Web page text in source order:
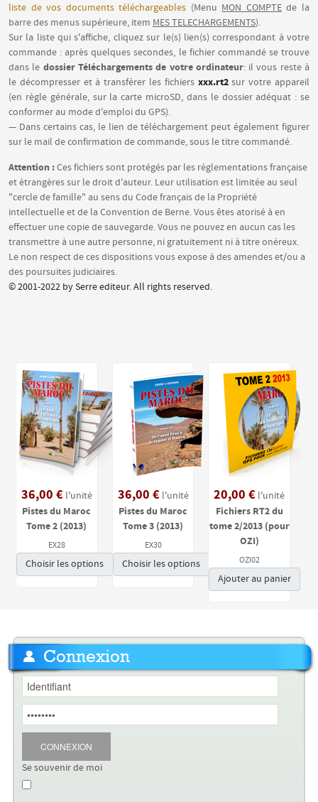
liste de vos documents téléchargeables (Menu MON COMPTEde la
barre des menus supérieure, item MES TELECHARGEMENTS).
Sur la liste qui s'affiche, cliquez sur le(s) lien(s) correspondant à votre
commande : après quelques secondes, le fichier commandé se trouve
dans le dossier Téléchargements de votre ordinateur: il vous reste à
le décompresser et à transférer les fichiers xxx.rt2sur votre appareil
(en règle générale, sur la carte microSD, dans le dossier adéquat : se
conformer au mode d'emploi du GPS).
— Dans certains cas, le lien de téléchargement peut également figurer
sur le mail de confirmation de commande, sous le titre commandé.
Attention :Ces fichiers sont protégés par les réglementations française
et étrangères sur le droit d'auteur. Leur utilisation est limitée au seul
"cercle de famille" au sens du Code français de la Propriété
intellectuelle et de la Convention de Berne. Vous êtes atorisé à en
effectuer une copie de sauvegarde. Vous ne pouvez en aucun cas les
transmettre à une autre personne, ni gratuitement ni à titre onéreux.
Le non respect de ces dispositions vous expose à des amendes et/ou a
des poursuites judiciaires.
© 2001-2022 by Serre editeur. All rights reserved.
36,00 € l'unité
Pistes du Maroc
Tome 2 (2013)
EX28
Choisir les options
36,00 € l'unité
Pistes du Maroc
Tome 3 (2013)
EX30
Choisir les options
20,00 € l'unité
Fichiers RT2 du
tome 2/2013 (pour
OZI)
OZI02
Ajouter au panier
Connexion
CONNEXION
Se souvenir de moi